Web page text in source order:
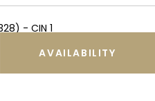
AVAILABILITY
- CIN 1
- Cookie-